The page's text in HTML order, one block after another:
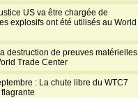
US va être chargée de
explosifs ont été utilisés au World
destruction de preuves matérielles
Trade Center
: La chute libre du WTC7